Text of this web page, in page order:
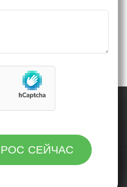
СЕЙЧАС